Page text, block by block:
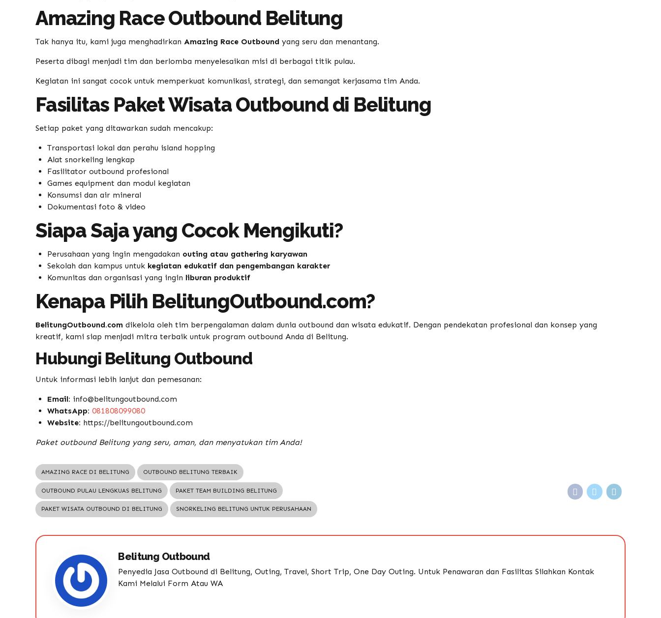
Amazing Race Outbound Belitung
Tak hanya itu, kami juga menghadirkan Amazing Race Outbound yang seru dan menantang.
Peserta dibagi menjadi tim dan berlomba menyelesaikan misi di berbagai titik pulau.
Kegiatan ini sangat cocok untuk memperkuat komunikasi, strategi, dan semangat kerjasama tim Anda.
Fasilitas Paket Wisata Outbound di Belitung
Setiap paket yang ditawarkan sudah mencakup:
Transportasi lokal dan perahu island hopping
Alat snorkeling lengkap
Fasilitator outbound profesional
Games equipment dan modul kegiatan
Konsumsi dan air mineral
Dokumentasi foto & video
Siapa Saja yang Cocok Mengikuti?
Perusahaan yang ingin mengadakan outing atau gathering karyawan
Sekolah dan kampus untuk kegiatan edukatif dan pengembangan karakter
Komunitas dan organisasi yang ingin liburan produktif
Kenapa Pilih BelitungOutbound.com?
BelitungOutbound.com dikelola oleh tim berpengalaman dalam dunia outbound dan wisata edukatif. Dengan pendekatan profesional dan konsep yang
kreatif, kami siap menjadi mitra terbaik untuk program outbound Anda di Belitung.
Hubungi Belitung Outbound
Untuk informasi lebih lanjut dan pemesanan:
Email: info@belitungoutbound.com
WhatsApp: 081808099080
Website: https://belitungoutbound.com
Paket outbound Belitung yang seru, aman, dan menyatukan tim Anda!
AMAZING RACE DI BELITUNG OUTBOUND BELITUNG TERBAIK
OUTBOUND PULAU LENGKUAS BELITUNG PAKET TEAM BUILDING BELITUNG
PAKET WISATA OUTBOUND DI BELITUNG SNORKELING BELITUNG UNTUK PERUSAHAAN
Belitung Outbound
Penyedia Jasa Outbound di Belitung, Outing, Travel, Short Trip, One Day Outing. Untuk Penawaran dan Fasilitas Silahkan Kontak
Kami Melalui Form Atau WA